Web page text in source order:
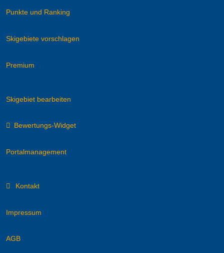
Punkte und Ranking
Skigebiete vorschlagen
Premium
Skigebiet bearbeiten
Bewertungs-Widget
Portalmanagement
Kontakt
Impressum
AGB